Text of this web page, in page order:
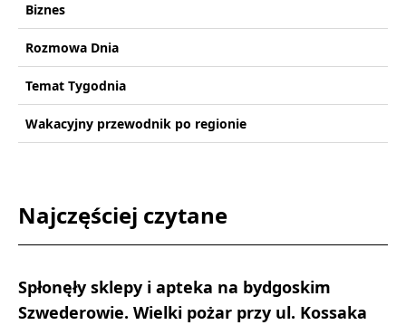
Biznes
Rozmowa Dnia
Temat Tygodnia
Wakacyjny przewodnik po regionie
Najczęściej czytane
Spłonęły sklepy i apteka na bydgoskim
Szwederowie. Wielki pożar przy ul. Kossaka